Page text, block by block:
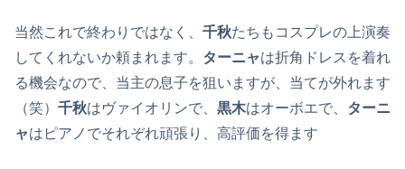
当然これで終わりではなく、 千秋たちもコスプレの上演奏
してくれないか頼まれます。 ターニャは折角ドレスを着れ
る機会なので、当主の息子を狙いますが、当てが外れます
（笑） 千秋はヴァイオリンで、 黒木はオーボエで、 ターニ
ャはピアノでそれぞれ頑張り、高評価を得ます